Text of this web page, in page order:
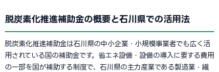
脱炭素化推進補助金の概要と石川県での活用法
脱炭素化推進補助金は石川県の中小企業・小規模事業者でも広く活
用されている国の補助金です。省エネ設備・設備の導入に要する費用
の一部を国が補助する制度で、石川県の主力産業である製造業・繊